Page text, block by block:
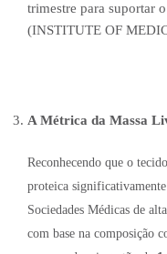
trimestre para suportar
(INSTITUTE OF
A Métrica da Massa
Reconhecendo que o
proteica
Sociedades Médicas de
com base na composição